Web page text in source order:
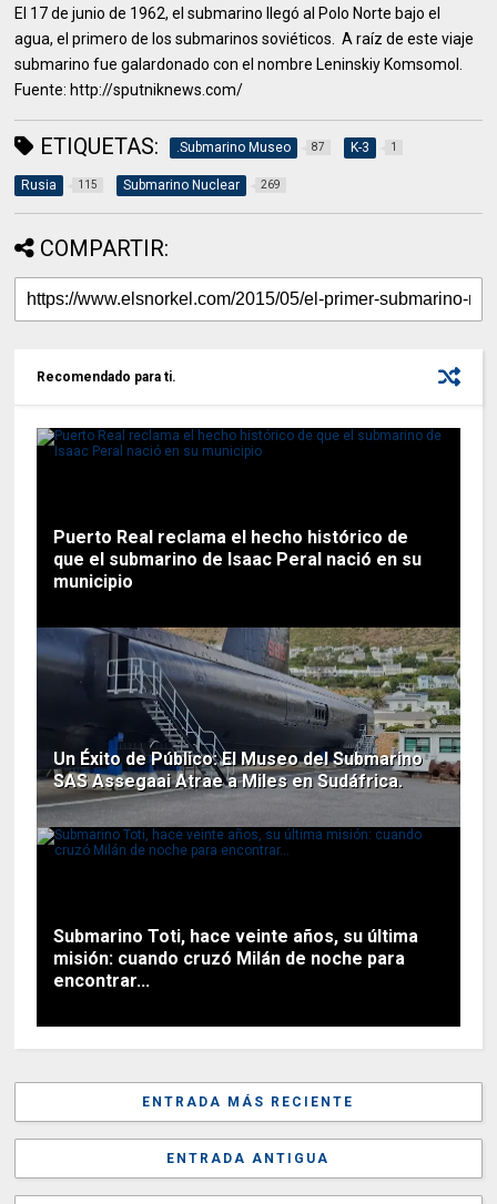
El 17 de junio de 1962, el submarino llegó al Polo Norte bajo el
agua, el primero de los submarinos soviéticos. A raíz de este viaje
submarino fue galardonado con el nombre Leninskiy Komsomol.
Fuente: http://sputniknews.com/
ETIQUETAS: .Submarino Museo 87 K-3 1
Rusia 115 Submarino Nuclear 269
COMPARTIR:
Recomendado para ti.
Puerto Real reclama el hecho histórico de
que el submarino de Isaac Peral nació en su
municipio
Un Éxito de Público: El Museo del Submarino
SAS Assegaai Atrae a Miles en Sudáfrica.
Submarino Toti, hace veinte años, su última
misión: cuando cruzó Milán de noche para
encontrar...
ENTRADA MÁS RECIENTE
ENTRADA ANTIGUA